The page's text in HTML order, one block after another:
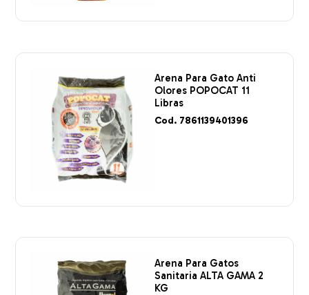
Arena Para Gato Anti
Olores POPOCAT 11
Libras
Cod. 7861139401396
Arena Para Gatos
Sanitaria ALTA GAMA 2
KG